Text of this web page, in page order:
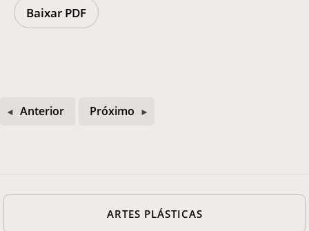
Baixar PDF
Anterior Próximo
ARTES PLÁSTICAS